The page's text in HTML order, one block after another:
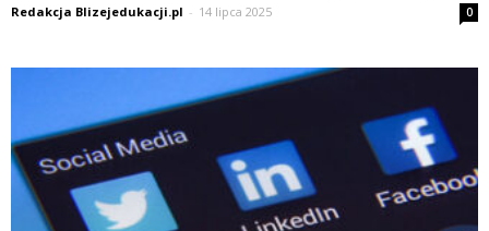
Redakcja Blizejedukacji.pl - 14 lipca 2025 0